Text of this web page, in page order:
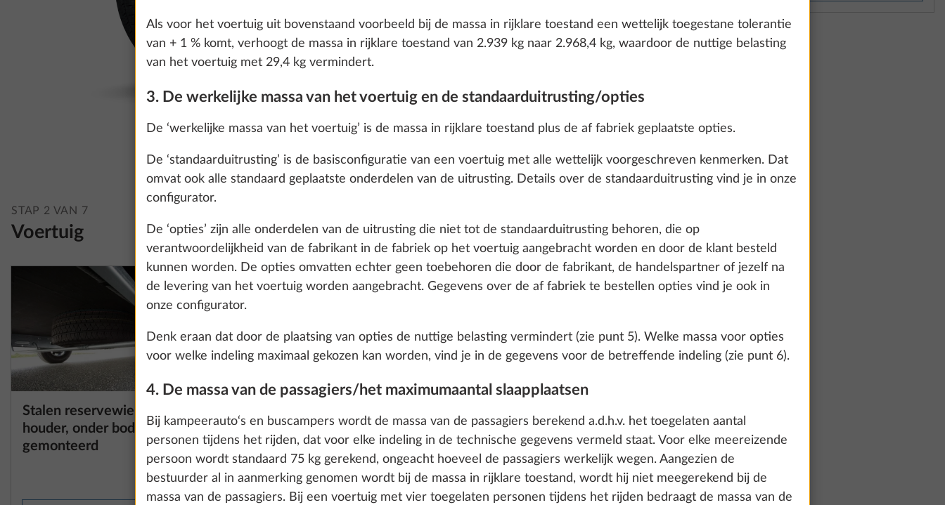
improve our communication with you. We take your preferences into account and process
data for statistics and marketing only if you give us your consent by clicking on "Accept
all". You can revoke your consent at any time with effect for the future. You can find more
information about cookies and customization options by clicking on the "Show details" link.
Lichtmetalen
Meer informatie
Toevoegen
STAP 2 VAN 7
Voertuig
Stalen reservewiel met
houder, onder bodem
gemonteerd
23,2 kg
€ 530
ETS Plus
5,7 kg
€ 1.120
dissel, voor 2 fietsen,
belastbaar tot 60 kg
10,0 kg
€ 495
Als voor het voertuig uit bovenstaand voorbeeld bij de massa in rijklare toestand een wettelijk toegestane tolerantie
van + 1 % komt, verhoogt de massa in rijklare toestand van 2.939 kg naar 2.968,4 kg, waardoor de nuttige belasting
van het voertuig met 29,4 kg vermindert.
3. De werkelijke massa van het voertuig en de standaarduitrusting/opties
De ‘werkelijke massa van het voertuig’ is de massa in rijklare toestand plus de af fabriek geplaatste opties.
De ‘standaarduitrusting’ is de basisconfiguratie van een voertuig met alle wettelijk voorgeschreven kenmerken. Dat
omvat ook alle standaard geplaatste onderdelen van de uitrusting. Details over de standaarduitrusting vind je in onze
configurator.
De ‘opties’ zijn alle onderdelen van de uitrusting die niet tot de standaarduitrusting behoren, die op
verantwoordelijkheid van de fabrikant in de fabriek op het voertuig aangebracht worden en door de klant besteld
kunnen worden. De opties omvatten echter geen toebehoren die door de fabrikant, de handelspartner of jezelf na
de levering van het voertuig worden aangebracht. Gegevens over de af fabriek te bestellen opties vind je ook in
onze configurator.
Denk eraan dat door de plaatsing van opties de nuttige belasting vermindert (zie punt 5). Welke massa voor opties
voor welke indeling maximaal gekozen kan worden, vind je in de gegevens voor de betreffende indeling (zie punt 6).
4. De massa van de passagiers/het maximumaantal slaapplaatsen
Bij kampeerauto‘s en buscampers wordt de massa van de passagiers berekend a.d.h.v. het toegelaten aantal
personen tijdens het rijden, dat voor elke indeling in de technische gegevens vermeld staat. Voor elke meereizende
persoon wordt standaard 75 kg gerekend, ongeacht hoeveel de passagiers werkelijk wegen. Aangezien de
bestuurder al in aanmerking genomen wordt bij de massa in rijklare toestand, wordt hij niet meegerekend bij de
massa van de passagiers. Bij een voertuig met vier toegelaten personen tijdens het rijden bedraagt de massa van de